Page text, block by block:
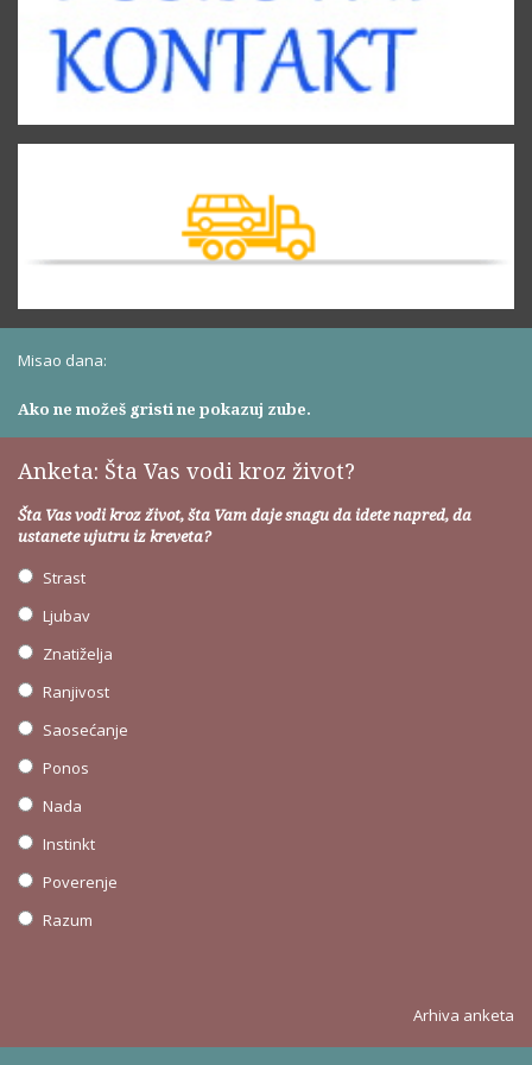
Misao dana:
Ako ne možeš gristi ne pokazuj zube.
Anketa: Šta Vas vodi kroz život?
Šta Vas vodi kroz život, šta Vam daje snagu da idete napred, da
ustanete ujutru iz kreveta?
Strast
Ljubav
Znatiželja
Ranjivost
Saosećanje
Ponos
Nada
Instinkt
Poverenje
Razum
Arhiva anketa